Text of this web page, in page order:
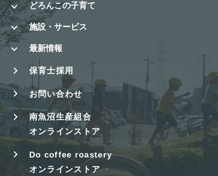
どろんこの子育て
施設・サービス
最新情報
保育士採用
お問い合わせ
南魚沼生産組合
オンラインストア
Do coffee roastery
オンラインストア